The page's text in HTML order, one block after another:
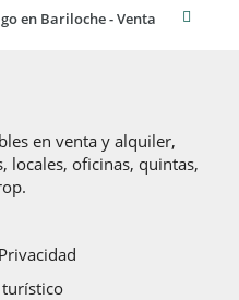
en Bariloche - Venta
en venta y alquiler,
locales, oficinas, quintas,